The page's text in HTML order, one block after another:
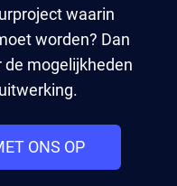
waarin
worden? Dan
de mogelijkheden
ONS OP